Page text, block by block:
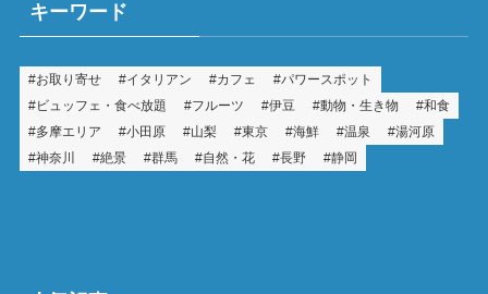
キーワード
お取り寄せ イタリアン カフェ
パワースポット
ビュッフェ・食べ放題
フルーツ 伊豆 動物・生き物
和食
多摩エリア
小田原 山梨 東京 海鮮 温泉
湯河原
神奈川
絶景 群馬 自然・花 長野 静岡